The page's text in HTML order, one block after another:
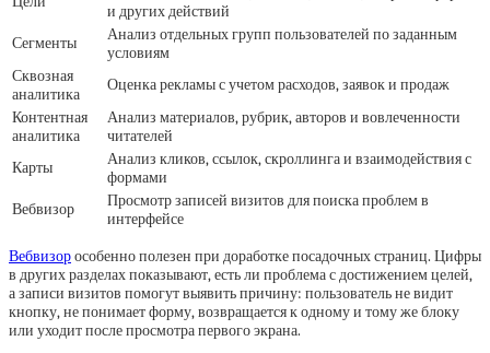
и других действий
Сегменты
Анализ отдельных групп пользователей по заданным
условиям
Сквозная
аналитика
Оценка рекламы с учетом расходов, заявок и продаж
Контентная
аналитика
Анализ материалов, рубрик, авторов и вовлеченности
читателей
Карты
Анализ кликов, ссылок, скроллинга и взаимодействия с
формами
Вебвизор
Просмотр записей визитов для поиска проблем в
интерфейсе
Вебвизорособенно полезен при доработке посадочных страниц. Цифры
в других разделах показывают, есть ли проблема с достижением целей,
а записи визитов помогут выявить причину: пользователь не видит
кнопку, не понимает форму, возвращается к одному и тому же блоку
или уходит после просмотра первого экрана.